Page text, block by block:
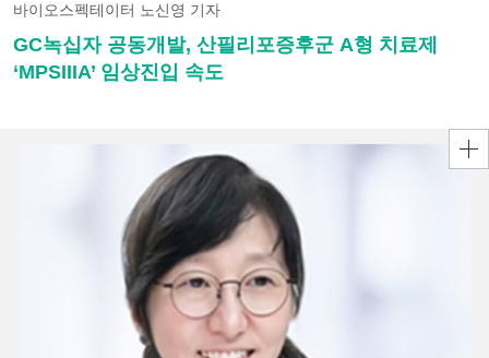
바이오스펙테이터 노신영 기자
GC녹십자 공동개발, 산필리포증후군 A형 치료제
‘MPSIIIA’ 임상진입 속도